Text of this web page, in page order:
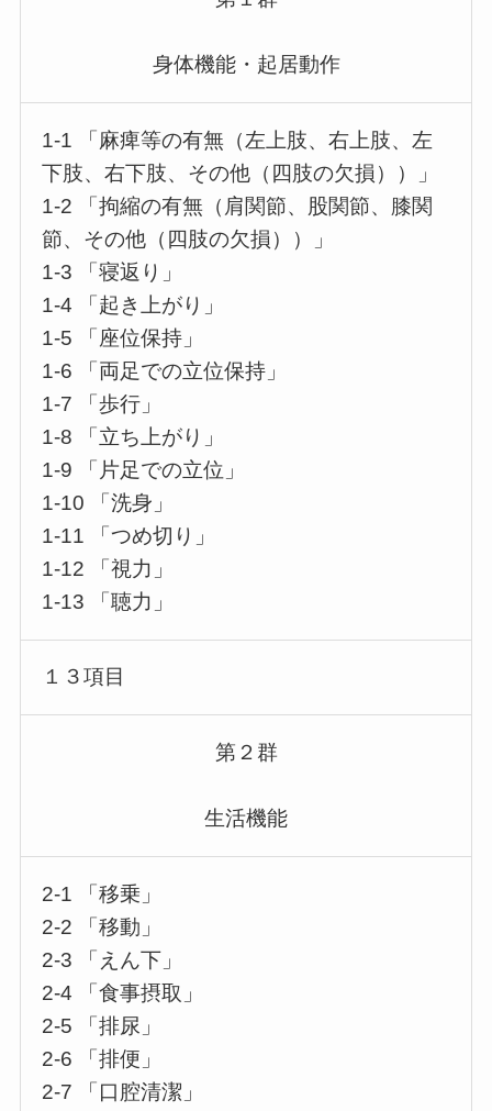
身体機能・起居動作
1-1 「麻痺等の有無（左上肢、右上肢、左
下肢、右下肢、その他（四肢の欠損））」
1-2 「拘縮の有無（肩関節、股関節、膝関
節、その他（四肢の欠損））」
1-3 「寝返り」
1-4 「起き上がり」
1-5 「座位保持」
1-6 「両足での立位保持」
1-7 「歩行」
1-8 「立ち上がり」
1-9 「片足での立位」
1-10 「洗身」
1-11 「つめ切り」
1-12 「視力」
1-13 「聴力」
１３項目
第２群
生活機能
2-1 「移乗」
2-2 「移動」
2-3 「えん下」
2-4 「食事摂取」
2-5 「排尿」
2-6 「排便」
2-7 「口腔清潔」